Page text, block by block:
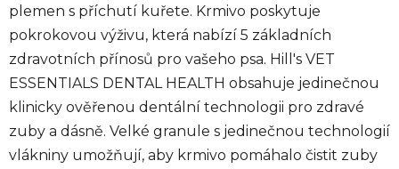
plemen s příchutí kuřete. Krmivo poskytuje
pokrokovou výživu, která nabízí 5 základních
zdravotních přínosů pro vašeho psa. Hill's VET
ESSENTIALS DENTAL HEALTH obsahuje jedinečnou
klinicky ověřenou dentální technologii pro zdravé
zuby a dásně. Velké granule s jedinečnou technologií
vlákniny umožňují, aby krmivo pomáhalo čistit zuby